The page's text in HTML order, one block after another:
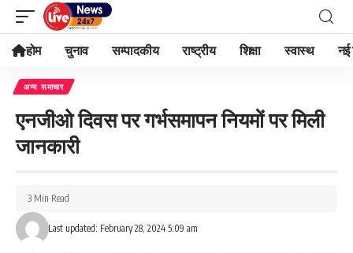
होम चुनाव सम्पादकीय राष्ट्रीय शिक्षा स्वास्थ नई
अन्य समाचार
एनजीओ दिवस पर गर्भसमापन नियमों पर मिली
जानकारी
Last updated: February 28, 2024 5:09 am
3 Min Read